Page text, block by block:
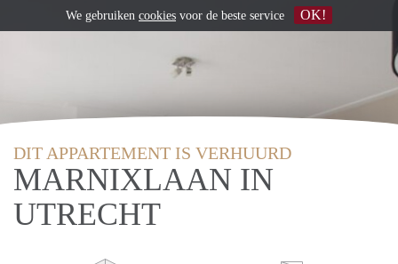
DIT APPARTEMENT IS VERHUURD
MARNIXLAAN IN
UTRECHT
We gebruiken cookies voor de beste service OK!